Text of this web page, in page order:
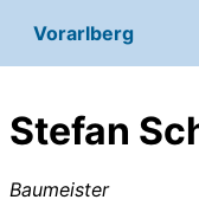
Vorarlberg
Stefan
Baumeister